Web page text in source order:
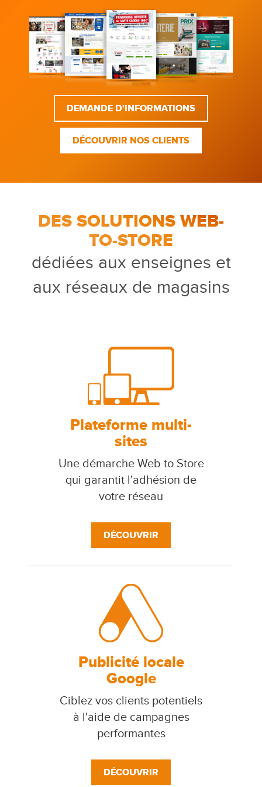
DEMANDE D'INFORMATIONS
DÉCOUVRIR NOS CLIENTS
DES SOLUTIONS WEB-
TO-STORE
dédiées aux enseignes et
aux réseaux de magasins
Plateforme multi-
sites
Une démarche Web to Store
qui garantit l'adhésion de
votre réseau
DÉCOUVRIR
Publicité locale
Google
Ciblez vos clients potentiels
à l'aide de campagnes
performantes
DÉCOUVRIR